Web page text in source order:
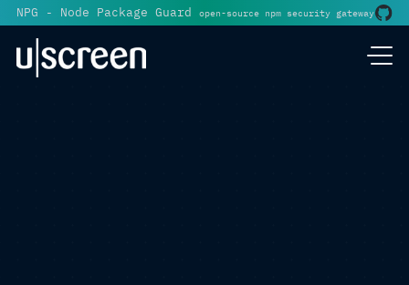
NPG - Node Package Guardopen-source npm security gateway